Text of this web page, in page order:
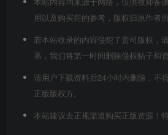
用以及购买前的参考，版权归原作者所
若本站收录的内容侵犯了贵司版权，
系，我们将第一时间删除侵权帖子和
请用户下载资料后24小时内删除，不
正版版权方。
本站建议去正规渠道购买正版资源！